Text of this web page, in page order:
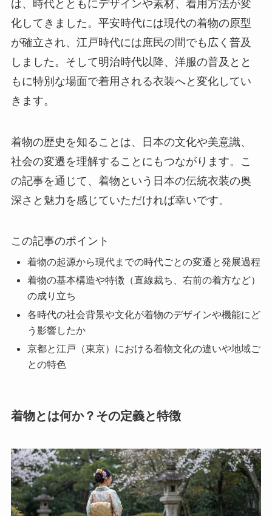
は、時代とともにデザインや素材、着用方法が変
化してきました。平安時代には現代の着物の原型
が確立され、江戸時代には庶民の間でも広く普及
しました。そして明治時代以降、洋服の普及とと
もに特別な場面で着用される衣装へと変化してい
きます。
着物の歴史を知ることは、日本の文化や美意識、
社会の変遷を理解することにもつながります。こ
の記事を通じて、着物という日本の伝統衣装の奥
深さと魅力を感じていただければ幸いです。
この記事のポイント
着物の起源から現代までの時代ごとの変遷と発展過程
着物の基本構造や特徴（直線裁ち、右前の着方など）
の成り立ち
各時代の社会背景や文化が着物のデザインや機能にど
う影響したか
京都と江戸（東京）における着物文化の違いや地域ご
との特色
着物とは何か？その定義と特徴